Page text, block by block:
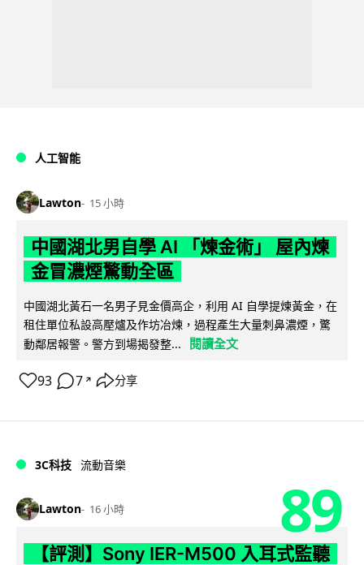
人工智能
Lawton 15 小時
中國湖北男自學 AI 「煉金術」 屋內煉
金冒濃煙驚動全區
中國湖北黃石一名男子見金價高企，利用 AI 自學提煉黃金，在
租住單位私設高壓爐及作坊冶煉，過程產生大量刺鼻濃煙，驚
動鄰居報警。警方到場揭發整...
閱讀全文
93 7 ↗ 分享
3C科技 流動音樂
Lawton 16 小時 89
【評測】Sony IER-M500 入耳式監聽